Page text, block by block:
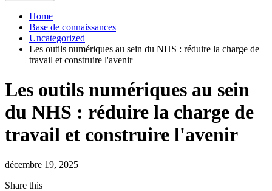
Home
Base de connaissances
Uncategorized
Les outils numériques au sein du NHS : réduire la charge de
travail et construire l'avenir
Les outils numériques au sein
du NHS : réduire la charge de
travail et construire l'avenir
décembre 19, 2025
Share this